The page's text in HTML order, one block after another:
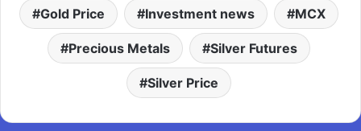
Gold Price Investment news MCX
Precious Metals Silver Futures
Silver Price